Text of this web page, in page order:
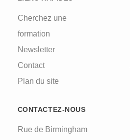
Cherchez une
formation
Newsletter
Contact
Plan du site
CONTACTEZ-NOUS
Rue de Birmingham